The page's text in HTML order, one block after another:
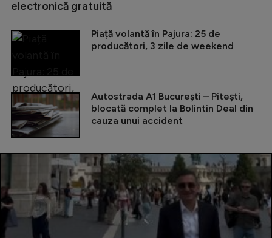
electronică gratuită
Piață volantă în Pajura: 25 de
producători, 3 zile de weekend
Autostrada A1 București – Pitești,
blocată complet la Bolintin Deal din
cauza unui accident